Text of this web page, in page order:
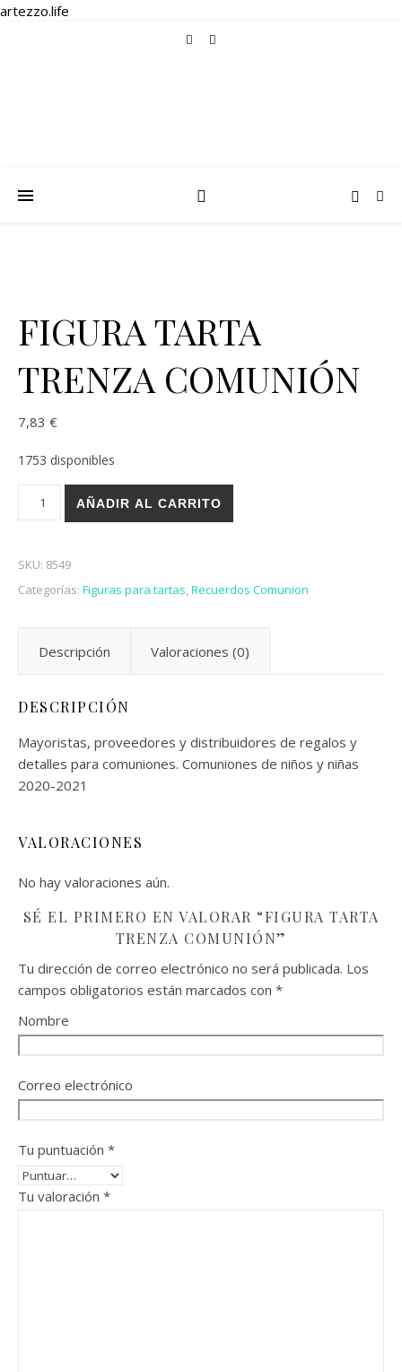
artezzo.life
FIGURA TARTA
TRENZA COMUNIÓN
7,83 €
1753 disponibles
FIGURA TARTA TRENZA COMUNIÓN cantidad
AÑADIR AL CARRITO
SKU: 8549
Categorías: Figuras para tartas,Recuerdos Comunion
Descripción Valoraciones (0)
DESCRIPCIÓN
Mayoristas, proveedores y distribuidores de regalos y
detalles para comuniones. Comuniones de niños y niñas
2020-2021
VALORACIONES
No hay valoraciones aún.
SÉ EL PRIMERO EN VALORAR “FIGURA TARTA
TRENZA COMUNIÓN”
Tu dirección de correo electrónico no será publicada. Los
campos obligatorios están marcados con *
Nombre
Correo electrónico
Tu puntuación *
Tu valoración *